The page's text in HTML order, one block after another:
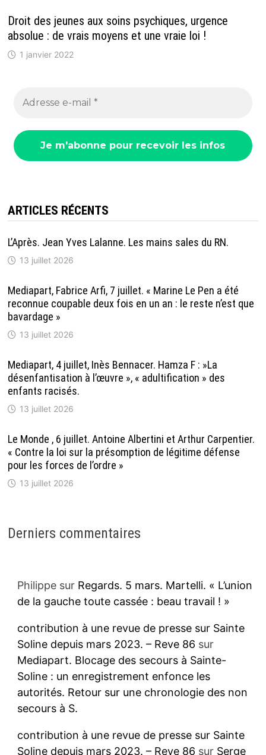
Droit des jeunes aux soins psychiques, urgence
absolue : de vrais moyens et une vraie loi !
1 janvier 2022
ARTICLES RÉCENTS
L’Après. Jean Yves Lalanne. Les mains sales du RN.
13 juillet 2026
Mediapart, Fabrice Arfi, 7 juillet. « Marine Le Pen a été
reconnue coupable deux fois en un an : le reste n’est que
bavardage »
13 juillet 2026
Mediapart, 4 juillet, Inès Bennacer. Hamza F : »La
désenfantisation à l’œuvre », « adultification » des
enfants racisés.
13 juillet 2026
Le Monde , 6 juillet. Antoine Albertini et Arthur Carpentier.
« Contre la loi sur la présomption de légitime défense
pour les forces de l’ordre »
13 juillet 2026
Derniers commentaires
Philippesur Regards. 5 mars. Martelli. « L’union
de la gauche toute cassée : beau travail ! »
contribution à une revue de presse sur Sainte
Soline depuis mars 2023. – Reve 86 sur
Mediapart. Blocage des secours à Sainte-
Soline : un enregistrement enfonce les
autorités. Retour sur une chronologie des non
secours à S.
contribution à une revue de presse sur Sainte
Soline depuis mars 2023. – Reve 86 sur Serge